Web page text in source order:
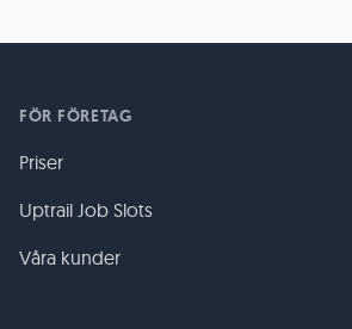
FÖR FÖRETAG
Priser
Uptrail Job Slots
Våra kunder